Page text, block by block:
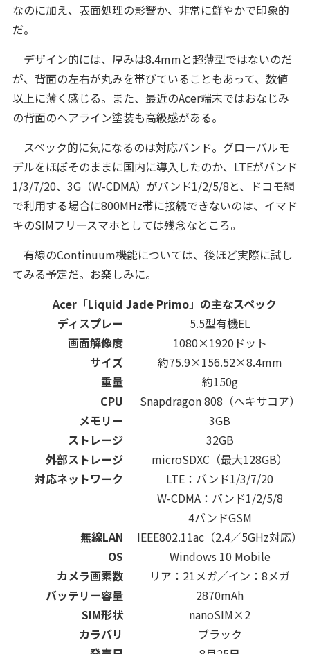
なのに加え、表面処理の影響か、非常に鮮やかで印象的
だ。
デザイン的には、厚みは8.4mmと超薄型ではないのだ
が、背面の左右が丸みを帯びていることもあって、数値
以上に薄く感じる。また、最近のAcer端末ではおなじみ
の背面のヘアライン塗装も高級感がある。
スペック的に気になるのは対応バンド。グローバルモ
デルをほぼそのままに国内に導入したのか、LTEがバンド
1/3/7/20、3G（W-CDMA）がバンド1/2/5/8と、ドコモ網
で利用する場合に800MHz帯に接続できないのは、イマド
キのSIMフリースマホとしては残念なところ。
有線のContinuum機能については、後ほど実際に試し
てみる予定だ。お楽しみに。
Acer「Liquid Jade Primo」の主なスペック
ディスプレー
5.5型有機EL
画面解像度
1080×1920ドット
サイズ
約75.9×156.52×8.4mm
重量
約150g
CPU
Snapdragon 808（ヘキサコア）
メモリー
3GB
ストレージ
32GB
外部ストレージ
microSDXC（最大128GB）
対応ネットワーク
LTE：バンド1/3/7/20
W-CDMA：バンド1/2/5/8
4バンドGSM
無線LAN
IEEE802.11ac（2.4／5GHz対応）
OS
Windows 10 Mobile
カメラ画素数
リア：21メガ／イン：8メガ
バッテリー容量
2870mAh
SIM形状
nanoSIM×2
カラバリ
ブラック